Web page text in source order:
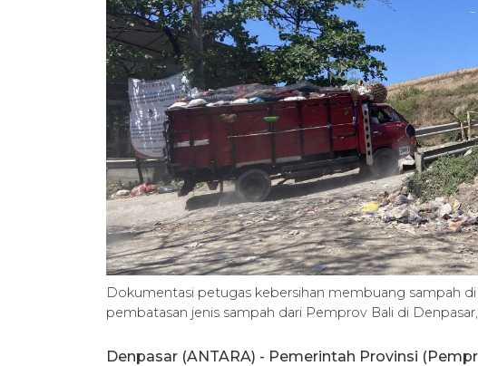
Dokumentasi petugas kebersihan membuang sampah
pembatasan jenis sampah dari Pemprov Bali di
Denpasar (ANTARA) - Pemerintah Provinsi